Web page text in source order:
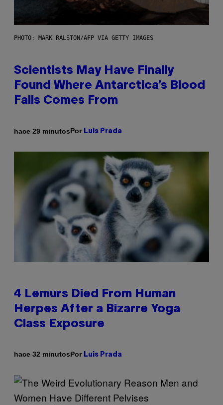
PHOTO: MARK RALSTON/AFP VIA GETTY IMAGES
Scientists May Have Finally
Found Where Antarctica’s Blood
Falls Comes From
hace 29 minutosPor Luis Prada
4 Lemurs Died From Human
Herpes After a Bizarre Yoga
Class Exposure
hace 32 minutosPor Luis Prada